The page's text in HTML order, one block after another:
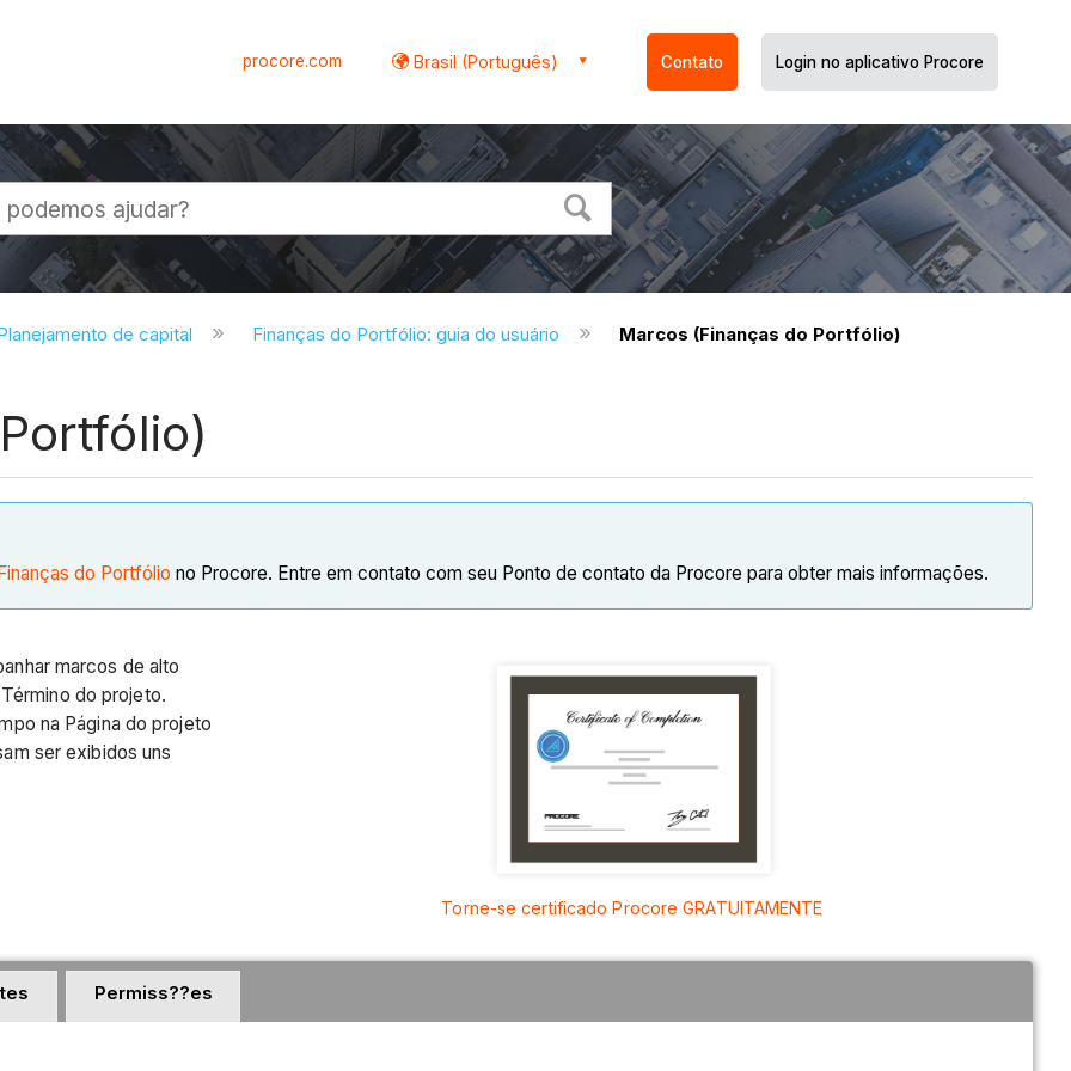
procore.com Brasil (Português) Contato Login no aplicativo Procore
de capital Finanças do Portfólio: guia do usuário Marcos (Finanças do Portfólio)
Finanças do Portfólio no Procore. Entre em contato com seu Ponto de contato da Procore para obter mais informações.
marcos de alto
do projeto.
na Página do projeto
ser exibidos uns
Torne-se certificado Procore GRATUITAMENTE
Permiss??es